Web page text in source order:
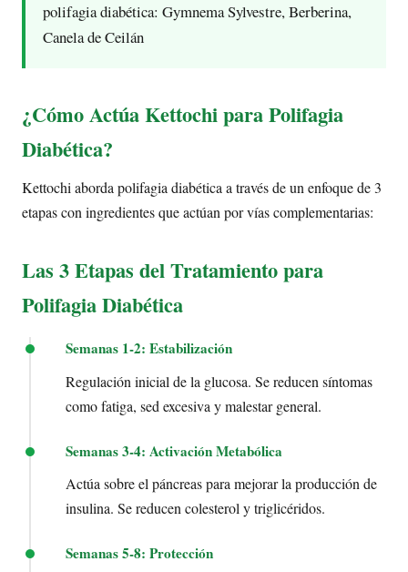
polifagia diabética: Gymnema Sylvestre, Berberina,
Canela de Ceilán
¿Cómo Actúa Kettochi para Polifagia
Diabética?
Kettochi aborda polifagia diabética a través de un enfoque de 3
etapas con ingredientes que actúan por vías complementarias:
Las 3 Etapas del Tratamiento para
Polifagia Diabética
Semanas 1-2: Estabilización
Regulación inicial de la glucosa. Se reducen síntomas
como fatiga, sed excesiva y malestar general.
Semanas 3-4: Activación Metabólica
Actúa sobre el páncreas para mejorar la producción de
insulina. Se reducen colesterol y triglicéridos.
Semanas 5-8: Protección